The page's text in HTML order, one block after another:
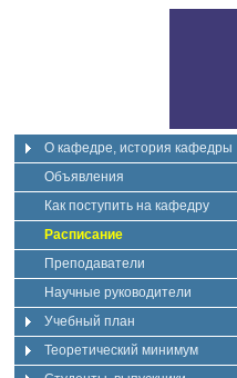
О кафедре, история кафедры
Объявления
Как поступить на кафедру
Расписание
Преподаватели
Научные руководители
Учебный план
Теоретический минимум